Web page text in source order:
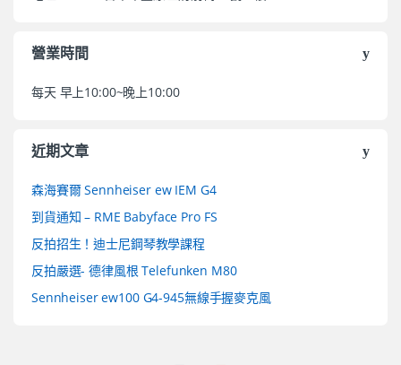
營業時間
每天 早上10:00~晚上10:00
近期文章
森海賽爾 Sennheiser ew IEM G4
到貨通知 – RME Babyface Pro FS
反拍招生！迪士尼鋼琴教學課程
反拍嚴選- 德律風根 Telefunken M80
Sennheiser ew100 G4-945無線手握麥克風